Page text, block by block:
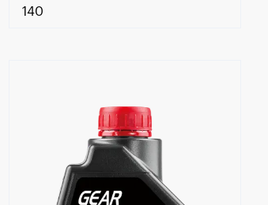
Znajdź Sklep
140